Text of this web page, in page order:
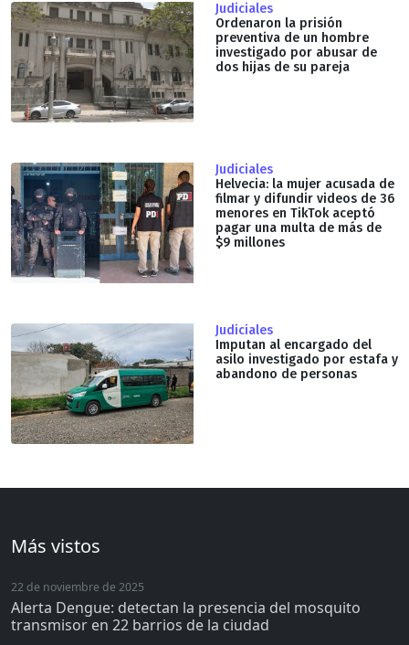
Judiciales
Ordenaron la prisión
preventiva de un hombre
investigado por abusar de
dos hijas de su pareja
Judiciales
Helvecia: la mujer acusada de
filmar y difundir videos de 36
menores en TikTok aceptó
pagar una multa de más de
$9 millones
Judiciales
Imputan al encargado del
asilo investigado por estafa y
abandono de personas
Más vistos
22 de noviembre de 2025
Alerta Dengue: detectan la presencia del mosquito
transmisor en 22 barrios de la ciudad